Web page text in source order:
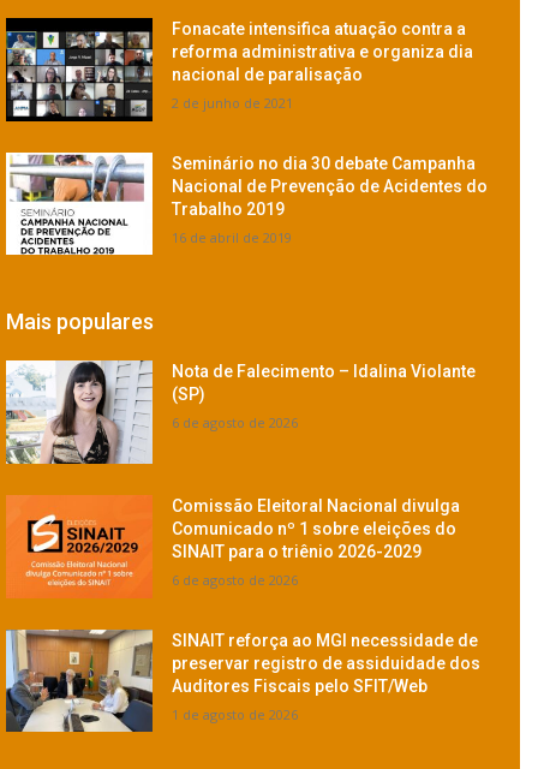
Fonacate intensifica atuação contra a
reforma administrativa e organiza dia
nacional de paralisação
2 de junho de 2021
Seminário no dia 30 debate Campanha
Nacional de Prevenção de Acidentes do
Trabalho 2019
16 de abril de 2019
Mais populares
Nota de Falecimento – Idalina Violante
(SP)
6 de agosto de 2026
Comissão Eleitoral Nacional divulga
Comunicado nº 1 sobre eleições do
SINAIT para o triênio 2026-2029
6 de agosto de 2026
SINAIT reforça ao MGI necessidade de
preservar registro de assiduidade dos
Auditores Fiscais pelo SFIT/Web
1 de agosto de 2026